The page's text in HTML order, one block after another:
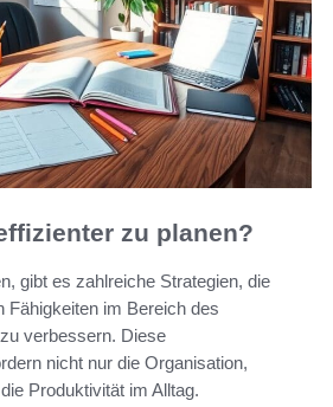
zu planen?
gibt es zahlreiche Strategien, die
Fähigkeiten im Bereich des
verbessern. Diese
nicht nur die Organisation,
Produktivität im Alltag.